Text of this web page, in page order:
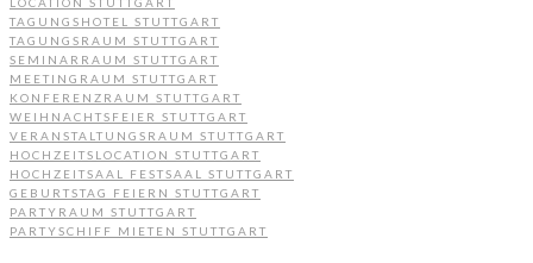
TAGUNGSHOTEL STUTTGART
TAGUNGSRAUM STUTTGART
SEMINARRAUM STUTTGART
MEETINGRAUM STUTTGART
KONFERENZRAUM STUTTGART
WEIHNACHTSFEIER STUTTGART
VERANSTALTUNGSRAUM STUTTGART
HOCHZEITSLOCATION STUTTGART
HOCHZEITSAAL FESTSAAL STUTTGART
GEBURTSTAG FEIERN STUTTGART
PARTYRAUM STUTTGART
PARTYSCHIFF MIETEN STUTTGART